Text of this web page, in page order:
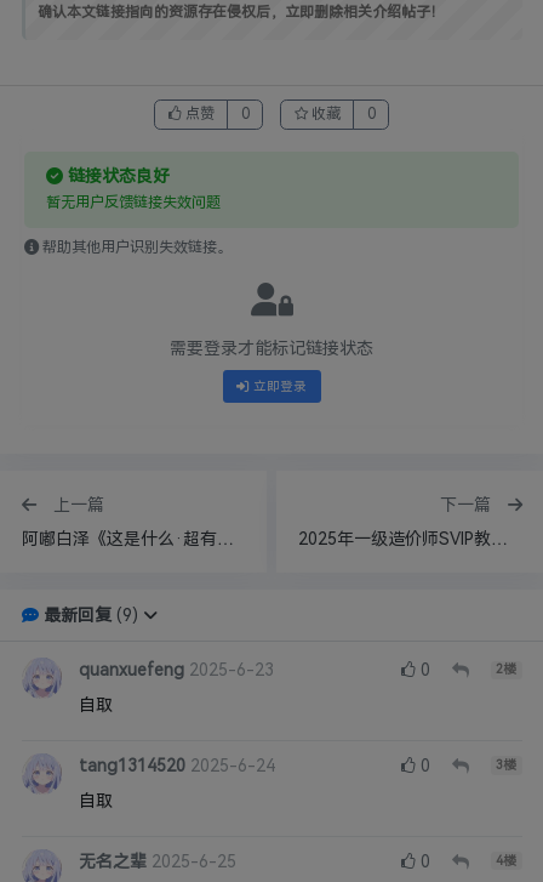
确认本文链接指向的资源存在侵权后，立即删除相关介绍帖子！
点赞 0 收藏 0
链接状态良好
暂无用户反馈链接失效问题
帮助其他用户识别失效链接。
需要登录才能标记链接状态
立即登录
上一篇
阿嘟白泽《这是什么·超有趣的儿童科学启蒙》 23.6GB
下一篇
2025年一级造价师SVIP教材电子版
最新回复(9)
quanxuefeng 2025-6-23 0 2楼
自取
tang1314520 2025-6-24 0 3 楼
自取
无名之辈 2025-6-25 0 4楼